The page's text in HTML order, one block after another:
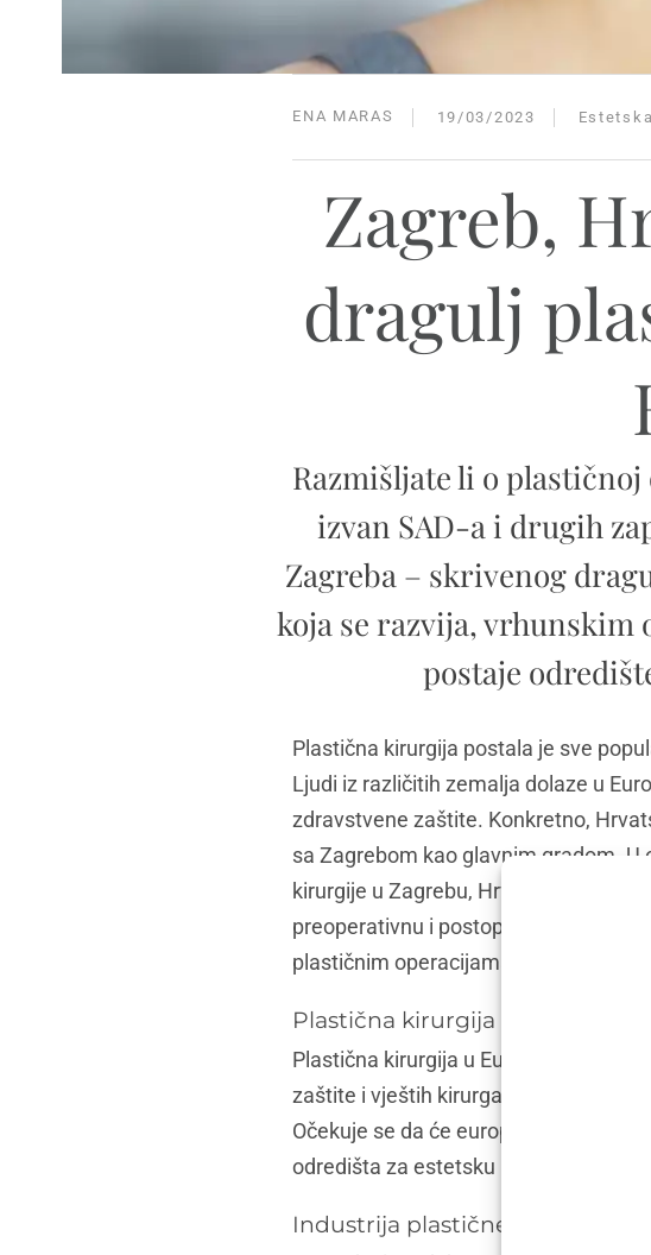
ENA MARAS 19/03/2023
Zagreb,
dragulj
Razmišljate li o
izvan SAD-a i drugih
Zagreba – skrivenog
koja se razvija,
postaje
Plastična kirurgija postala je sve
Ljudi iz različitih zemalja dolaze u
zdravstvene zaštite. Konkretno,
sa Zagrebom kao glavnim gradom.
kirurgije u Zagrebu, Hrvatska,
preoperativnu i postoperativnu skrb,
plastičnim operacijama u Hrvatskoj.
Plastična kirurgija u Europi i
Plastična kirurgija u Europi postala
zaštite i vještih kirurga. Postao je
Očekuje se da će europska industrija
odredišta za estetsku kirurgiju.
Industrija plastične kirurgije u